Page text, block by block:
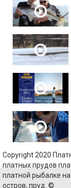
Copyright 2020
платных прудов
платной рыбалке
остров, пруд. ©